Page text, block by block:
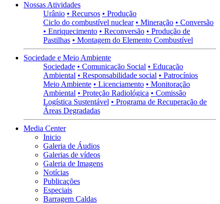
Nossas Atividades
Urânio • Recursos • Produção
Ciclo do combustível nuclear • Mineração • Conversão
• Enriquecimento • Reconversão • Produção de
Pastilhas • Montagem do Elemento Combustível
Sociedade e Meio Ambiente
Sociedade • Comunicação Social • Educação
Ambiental • Responsabilidade social • Patrocínios
Meio Ambiente • Licenciamento • Monitoração
Ambiental • Proteção Radiológica • Comissão
Logística Sustentável • Programa de Recuperação de
Áreas Degradadas
Media Center
Inicio
Galeria de Áudios
Galerias de vídeos
Galeria de Imagens
Notícias
Publicações
Especiais
Barragem Caldas